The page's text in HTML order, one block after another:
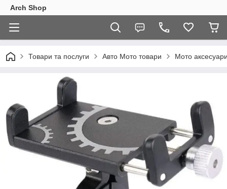
Arch Shop
Товари та послуги Авто Мото товари Мото